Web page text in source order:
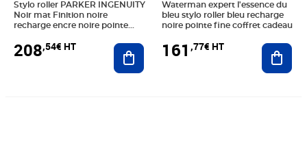
Stylo roller PARKER INGENUITY
Noir mat Finition noire
recharge encre noire pointe
208,54€ HT Ajouter au panier
Waterman expert l'essence du
bleu stylo roller bleu recharge
noire pointe fine coffret cadeau
161 ,77€ HT